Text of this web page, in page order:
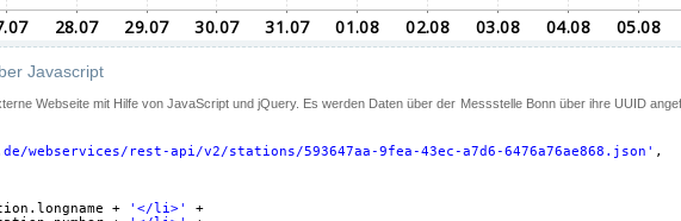
Javascript
Webseite mit Hilfe von JavaScript und jQuery. Es werden Daten über der Messstelle Bonn über ihre UUID
webservices/rest-api/v2/stations/593647aa-9fea-43ec-a7d6-6476a76ae868.json ' ,
+ '</li>'
+